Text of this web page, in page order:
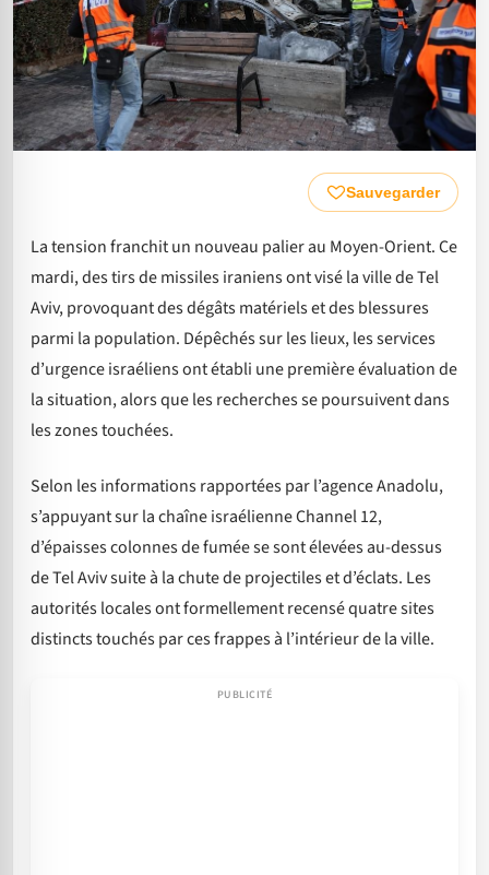
Sauvegarder
La tension franchit un nouveau palier au Moyen-Orient. Ce
mardi, des tirs de missiles iraniens ont visé la ville de Tel
Aviv, provoquant des dégâts matériels et des blessures
parmi la population. Dépêchés sur les lieux, les services
d’urgence israéliens ont établi une première évaluation de
la situation, alors que les recherches se poursuivent dans
les zones touchées.
Selon les informations rapportées par l’agence Anadolu,
s’appuyant sur la chaîne israélienne Channel 12,
d’épaisses colonnes de fumée se sont élevées au-dessus
de Tel Aviv suite à la chute de projectiles et d’éclats. Les
autorités locales ont formellement recensé quatre sites
distincts touchés par ces frappes à l’intérieur de la ville.